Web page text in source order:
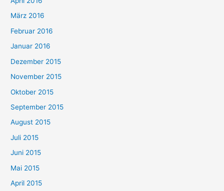
März 2016
Februar 2016
Januar 2016
Dezember 2015
November 2015
Oktober 2015
September 2015
August 2015
Juli 2015
Juni 2015
Mai 2015
April 2015